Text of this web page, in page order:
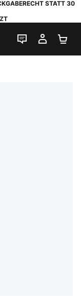
STATT 30
LIVE-CHAT
MEIN